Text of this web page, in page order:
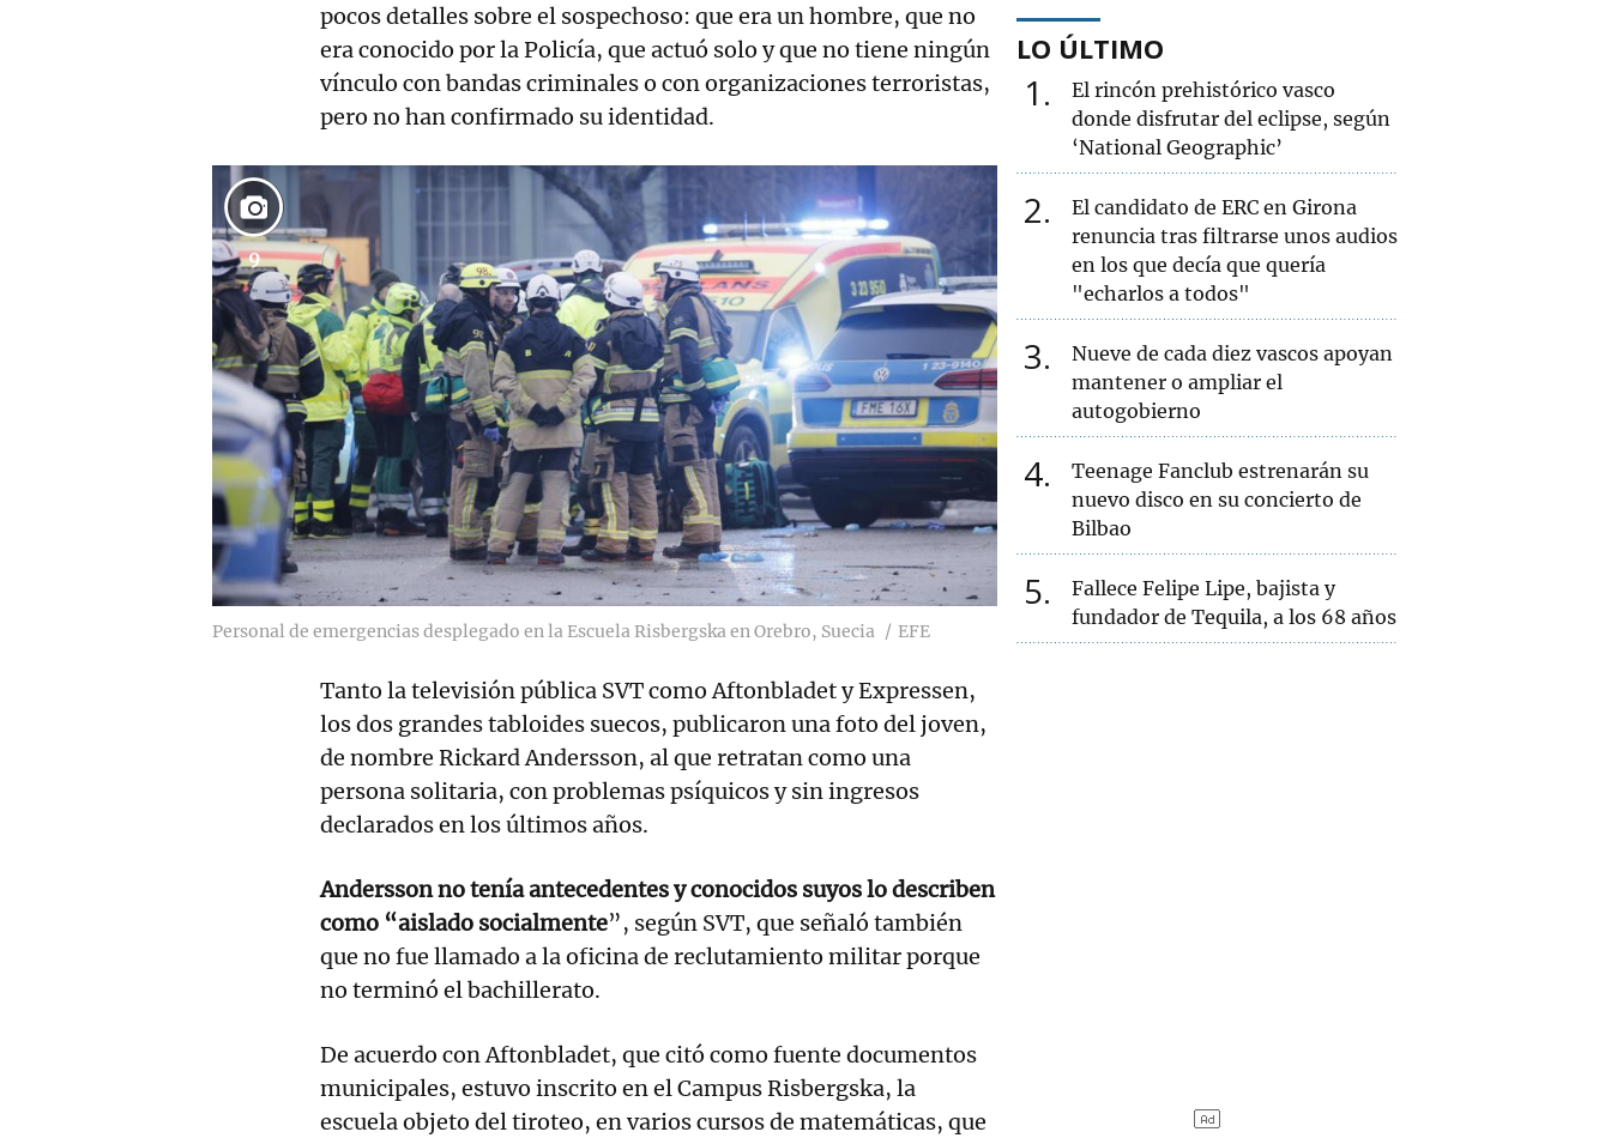
pocos detalles sobre el sospechoso: que era un hombre, que no
era conocido por la Policía, que actuó solo y que no tiene ningún
vínculo con bandas criminales o con organizaciones terroristas,
pero no han confirmado su identidad.
9
Personal de emergencias desplegado en la Escuela Risbergska en Orebro, Suecia EFE
Tanto la televisión pública SVT como Aftonbladet y Expressen,
los dos grandes tabloides suecos, publicaron una foto del joven,
de nombre Rickard Andersson, al que retratan como una
persona solitaria, con problemas psíquicos y sin ingresos
declarados en los últimos años.
Andersson no tenía antecedentes y conocidos suyos lo describen
como “aislado socialmente”, según SVT, que señaló también
que no fue llamado a la oficina de reclutamiento militar porque
no terminó el bachillerato.
De acuerdo con Aftonbladet, que citó como fuente documentos
municipales, estuvo inscrito en el Campus Risbergska, la
escuela objeto del tiroteo, en varios cursos de matemáticas, que
LO ÚLTIMO
1
El rincón prehistórico vasco
donde disfrutar del eclipse, según
‘National Geographic’
2
El candidato de ERC en Girona
renuncia tras filtrarse unos audios
en los que decía que quería
"echarlos a todos"
3
Nueve de cada diez vascos apoyan
mantener o ampliar el
autogobierno
4
Teenage Fanclub estrenarán su
nuevo disco en su concierto de
Bilbao
5
Fallece Felipe Lipe, bajista y
fundador de Tequila, a los 68 años